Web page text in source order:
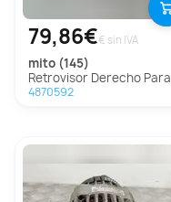
79,86€€ sin IVA
mito (145)
Retrovisor Derecho Para Alfa Romeo Mito
4870592